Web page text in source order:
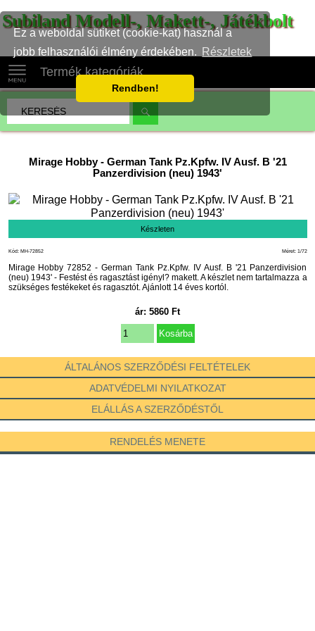
Ez a weboldal sütiket (cookie-kat) használ a
jobb felhasználói élmény érdekében.
Részletek
Rendben!
Subiland Modell-, Makett-, Játékbolt
Termék kategóriák
Mirage Hobby- German Tank Pz.Kpfw. IV Ausf. B '21
Panzerdivision (neu) 1943'
Készleten
Méret: 1/72
Kód: MH-72852
Mirage Hobby 72852 - German Tank Pz.Kpfw. IV Ausf. B '21 Panzerdivision
(neu) 1943' - Festést és ragasztást igényl? makett. A készlet nem tartalmazza a
szükséges festékeket és ragasztót. Ajánlott 14 éves kortól.
ár: 5860 Ft
ÁLTALÁNOS SZERZŐDÉSI FELTÉTELEK
ADATVÉDELMI NYILATKOZAT
ELÁLLÁS A SZERZŐDÉSTŐL
RENDELÉS MENETE